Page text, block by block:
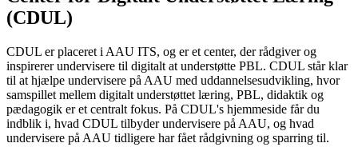
(CDUL)
CDUL er placeret i AAU ITS, og er et center, der rådgiver og
inspirerer undervisere til digitalt at understøtte PBL. CDUL står klar
til at hjælpe undervisere på AAU med uddannelsesudvikling, hvor
samspillet mellem digitalt understøttet læring, PBL, didaktik og
pædagogik er et centralt fokus. På CDUL's hjemmeside får du
indblik i, hvad CDUL tilbyder undervisere på AAU, og hvad
undervisere på AAU tidligere har fået rådgivning og sparring til.